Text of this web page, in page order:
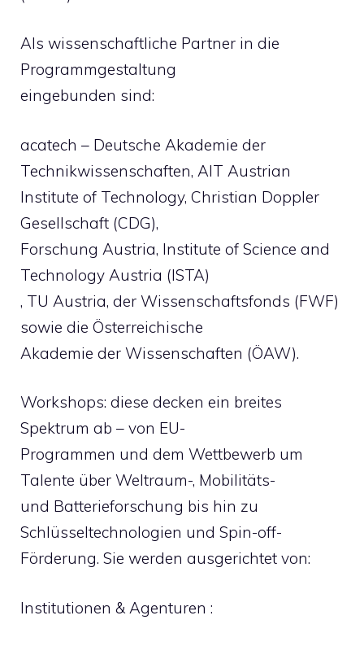
Als wissenschaftliche Partner in die
Programmgestaltung
eingebunden sind:
acatech – Deutsche Akademie der
Technikwissenschaften, AIT Austrian
Institute of Technology, Christian Doppler
Gesellschaft (CDG),
Forschung Austria, Institute of Science and
Technology Austria (ISTA)
, TU Austria, der Wissenschaftsfonds (FWF)
sowie die Österreichische
Akademie der Wissenschaften (ÖAW).
Workshops: diese decken ein breites
Spektrum ab – von EU-
Programmen und dem Wettbewerb um
Talente über Weltraum-, Mobilitäts-
und Batterieforschung bis hin zu
Schlüsseltechnologien und Spin-off-
Förderung. Sie werden ausgerichtet von:
Institutionen & Agenturen :